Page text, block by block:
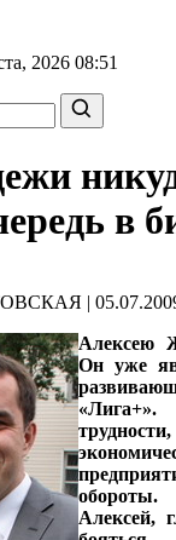
2026 08:51
в
| 05.07.2009
Алексею
Он уже
Алексей,